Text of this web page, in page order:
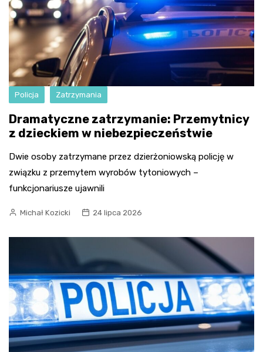
Policja Zatrzymania
Dramatyczne zatrzymanie: Przemytnicy
z dzieckiem w niebezpieczeństwie
Dwie osoby zatrzymane przez dzierżoniowską policję w
związku z przemytem wyrobów tytoniowych –
funkcjonariusze ujawnili
Michał Kozicki 24 lipca 2026